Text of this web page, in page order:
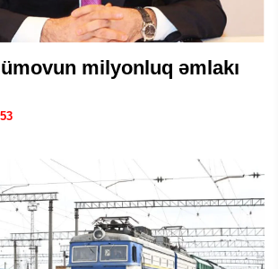
milyonluq əmlakı